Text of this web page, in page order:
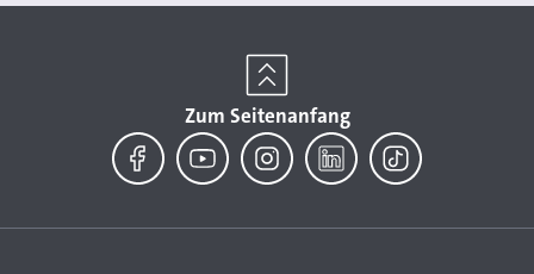
Zum Seitenanfang